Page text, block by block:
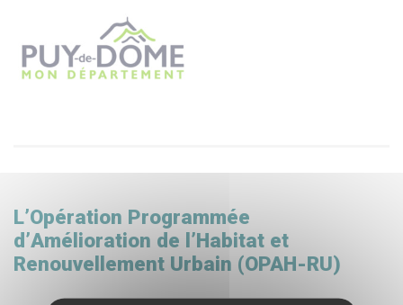
L’Opération Programmée
d’Amélioration de l’Habitat et
Renouvellement Urbain (OPAH-RU)